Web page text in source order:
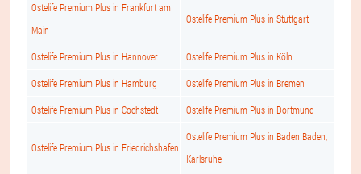
Ostelife Premium Plus in Frankfurt am
Main
Ostelife Premium Plus in Stuttgart
Ostelife Premium Plus in Hannover Ostelife Premium Plus in Köln
Ostelife Premium Plus in Hamburg Ostelife Premium Plus in Bremen
Ostelife Premium Plus in Cochstedt Ostelife Premium Plus in Dortmund
Ostelife Premium Plus in Friedrichshafen
Ostelife Premium Plus in Baden Baden,
Karlsruhe